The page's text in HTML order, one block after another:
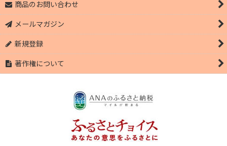
商品のお問い合わせ
メールマガジン
新規登録
著作権について